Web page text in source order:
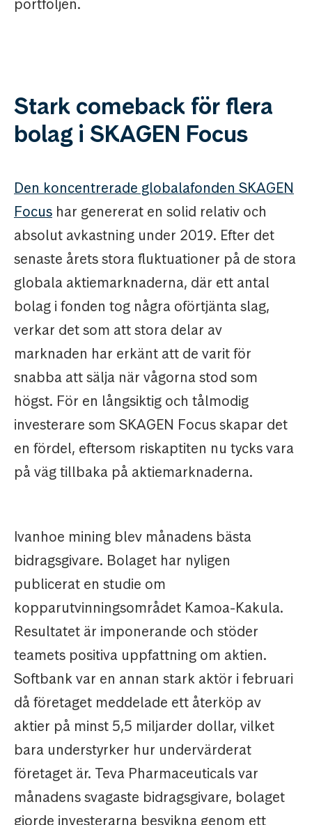
portföljen.
Stark comeback för flera
bolag i SKAGEN Focus
Den koncentrerade globalafonden SKAGEN
Focus har genererat en solid relativ och
absolut avkastning under 2019. Efter det
senaste årets stora fluktuationer på de stora
globala aktiemarknaderna, där ett antal
bolag i fonden tog några oförtjänta slag,
verkar det som att stora delar av
marknaden har erkänt att de varit för
snabba att sälja när vågorna stod som
högst. För en långsiktig och tålmodig
investerare som SKAGEN Focus skapar det
en fördel, eftersom riskaptiten nu tycks vara
på väg tillbaka på aktiemarknaderna.
Ivanhoe mining blev månadens bästa
bidragsgivare. Bolaget har nyligen
publicerat en studie om
kopparutvinningsområdet Kamoa-Kakula.
Resultatet är imponerande och stöder
teamets positiva uppfattning om aktien.
Softbank var en annan stark aktör i februari
då företaget meddelade ett återköp av
aktier på minst 5,5 miljarder dollar, vilket
bara understyrker hur undervärderat
företaget är. Teva Pharmaceuticals var
månadens svagaste bidragsgivare, bolaget
gjorde investerarna besvikna genom ett